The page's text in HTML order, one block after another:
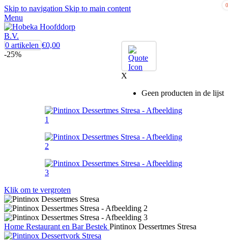
Skip to navigation Skip to main content
Menu
0
X
Geen producten in de lijst
0 artikelen €0,00
-25%
Klik om te vergroten
Home Restaurant en BarBestek Pintinox Dessertmes Stresa